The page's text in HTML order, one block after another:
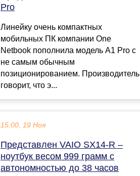
Pro
Линейку очень компактных
мобильных ПК компании One
Netbook пополнила модель A1 Pro с
не самым обычным
позиционированием. Производитель
говорит, что э...
15:00, 19 Ноя
Представлен VAIO SX14-R –
ноутбук весом 999 грамм с
автономностью до 38 часов